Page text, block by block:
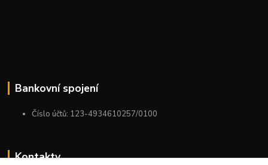
Bankovní spojení
Číslo účtů: 123-4934610257/0100
Kontakty